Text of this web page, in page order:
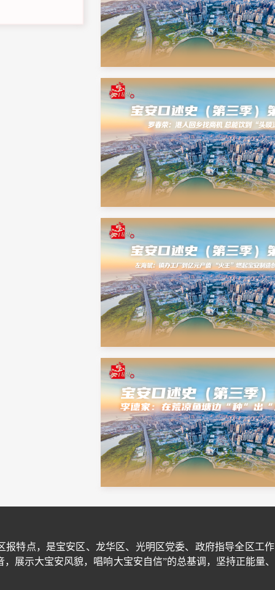
特点，是宝安区、龙华区、光明区党委、政府指导全区工
展示大宝安风貌，唱响大宝安自信”的总基调，坚持正能量